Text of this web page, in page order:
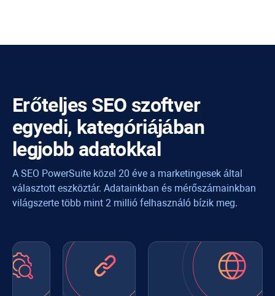
Erőteljes SEO szoftver
egyedi, kategóriájában
legjobb adatokkal
A SEO PowerSuite közel 20 éve a marketingesek által
választott eszköztár. Adatainkban és mérőszámainkban
világszerte több mint 2 millió felhasználó bízik meg.